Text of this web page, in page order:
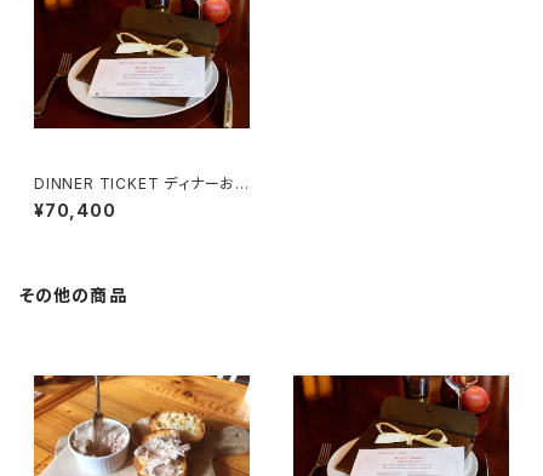
DINNER TICKET ディナーお
食事券 （２名様用）Menu Deg
ustation
¥70,400
その他の商品